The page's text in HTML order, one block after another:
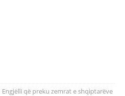
Engjëlli që preku zemrat e shqiptarëve